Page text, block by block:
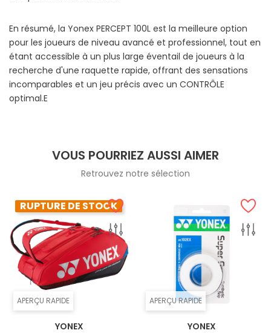
En résumé, la Yonex PERCEPT 100L est la meilleure option
pour les joueurs de niveau avancé et professionnel, tout en
étant accessible à un plus large éventail de joueurs à la
recherche d'une raquette rapide, offrant des sensations
incomparables et un jeu précis avec un CONTRÔLE
optimal.E
VOUS POURRIEZ AUSSI AIMER
Retrouvez notre sélection
APERÇU RAPIDE
RUPTURE DE STOCK
YONEX
APERÇU RAPIDE
YONEX